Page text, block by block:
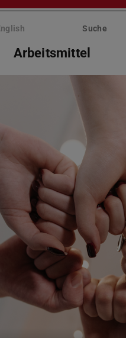
Suche
Arbeitsmittel